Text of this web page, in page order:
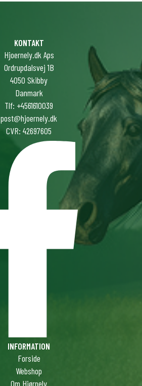
KONTAKT
Hjoernely.dk Aps
Ordrupdalsvej 1B
4050 Skibby
Danmark
Tlf: +4561610039
post@hjoernely.dk
CVR: 42697605
INFORMATION
Forside
Webshop
Om Hjørnely